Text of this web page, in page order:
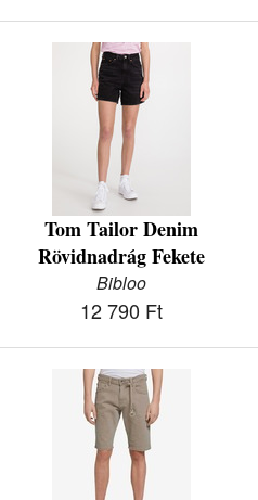
Tom Tailor Denim
Rövidnadrág Fekete
Bibloo
12 790 Ft